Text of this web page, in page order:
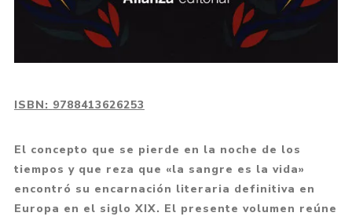
ISBN: 9788413626253
El concepto que se pierde en la noche de los
tiempos y que reza que «la sangre es la vida»
encontró su encarnación literaria definitiva en
Europa en el siglo XIX. El presente volumen reúne